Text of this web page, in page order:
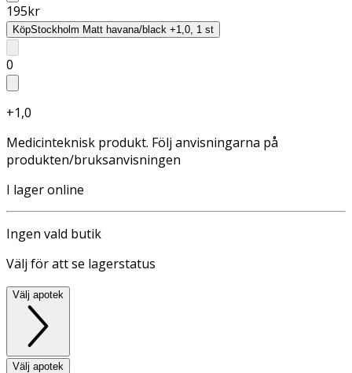
195kr
KöpStockholm Matt havana/black +1,0, 1 st
0
+1,0
Medicinteknisk produkt. Följ anvisningarna på
produkten/bruksanvisningen
I lager online
Ingen vald butik
Välj för att se lagerstatus
Välj apotek
Välj apotek